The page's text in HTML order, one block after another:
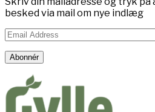
besked via mail om nye indlæg
Email
Address
Abonnér